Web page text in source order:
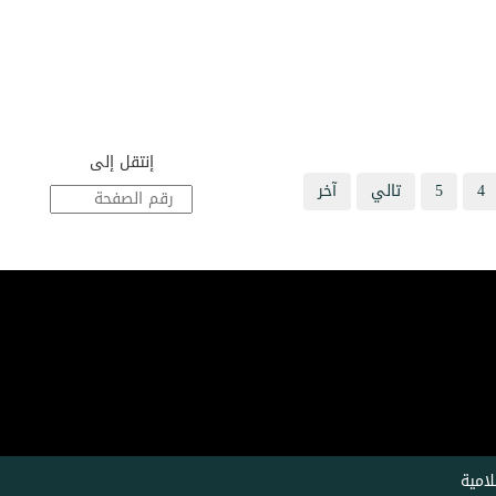
إنتقل إلى
4
5 تالي آخر